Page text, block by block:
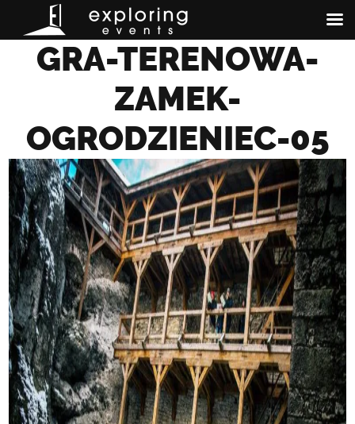
GRA-TERENOWA-
ZAMEK-
OGRODZIENIEC-05